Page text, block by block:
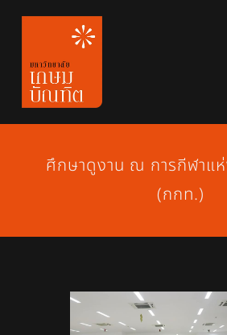
Skip
content
หลักสูตร
ข่าวสาร
เกี่ยวกับมหาวิทยาลัย
สมัครเรียน
ศึกษาดูงาน ณ การกีฬาแห่
(กกท.)